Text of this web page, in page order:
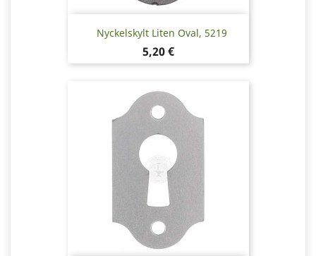
Nyckelskylt Liten Oval, 5219
Pris
5,20 €